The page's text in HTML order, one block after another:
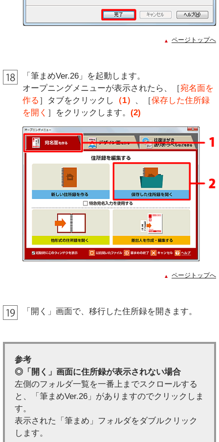
ページトップへ
「筆まめVer.26」を起動します。
オープニングメニューが表示されたら、［宛名面を
作る ］タブをクリックし （1） 、［保存した住所録
を開く ］をクリックします。 (2)
ページトップへ
「開く」画面で、移行した住所録を開きます。
参考
◎「開く」画面に住所録が表示されない場合
左側のフォルダ一覧を一番上までスクロールする
と、「筆まめVer.26」がありますのでクリックしま
す。
表示された「筆まめ」フォルダをダブルクリック
します。